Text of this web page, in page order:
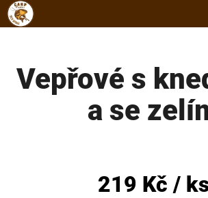
Přejít
Vepřové s
a se
219 Kč /
K
O
C